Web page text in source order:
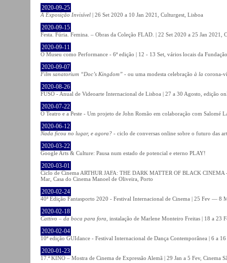
2020-09-25
A Exposição Invisível | 26 Set 2020 a 10 Jan 2021, Culturgest, Lisboa
2020-09-15
Festa. Fúria. Femina. – Obras da Coleção FLAD. | 22 Set 2020 a 25 Jan
2020-09-11
O Museu como Performance - 6ª edição | 12 - 13 Set, vários locais da
2020-09-07
Film sanatorium “Doc’s Kingdom” - ou uma modesta celebração à la corona-
2020-08-26
FUSO - Anual de Videoarte Internacional de Lisboa | 27 a 30 Agosto, edição
2020-07-22
O Teatro e a Peste - Um projeto de John Romão em colaboração com Salomé
2020-06-12
Nada ficou no lugar, e agora? - ciclo de conversas online sobre o futuro das
2020-03-22
Google Arts & Culture: Pausa num estado de potencial e eterno PLAY!
2020-03-01
Ciclo de Cinema ARTHUR JAFA: THE DARK MATTER OF BLACK
Mar, Casa do Cinema Manoel de Oliveira, Porto
2020-02-24
40ª Edição Fantasporto 2020 - Festival Internacional de Cinema | 25 Fev — 8
2020-02-18
Cattivo – da boca para fora , instalação de Marlene Monteiro Freitas | 18 a
2020-02-04
10ª edição GUIdance - Festival Internacional de Dança Contemporânea | 6 a
2020-01-23
17.ª KINO – Mostra de Cinema de Expressão Alemã | 29 Jan a 5 Fev, Cinema